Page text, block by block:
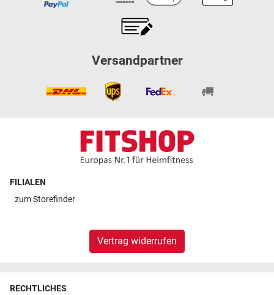
Versandpartner
FILIALEN
zumStorefinder
Vertrag widerrufen
RECHTLICHES